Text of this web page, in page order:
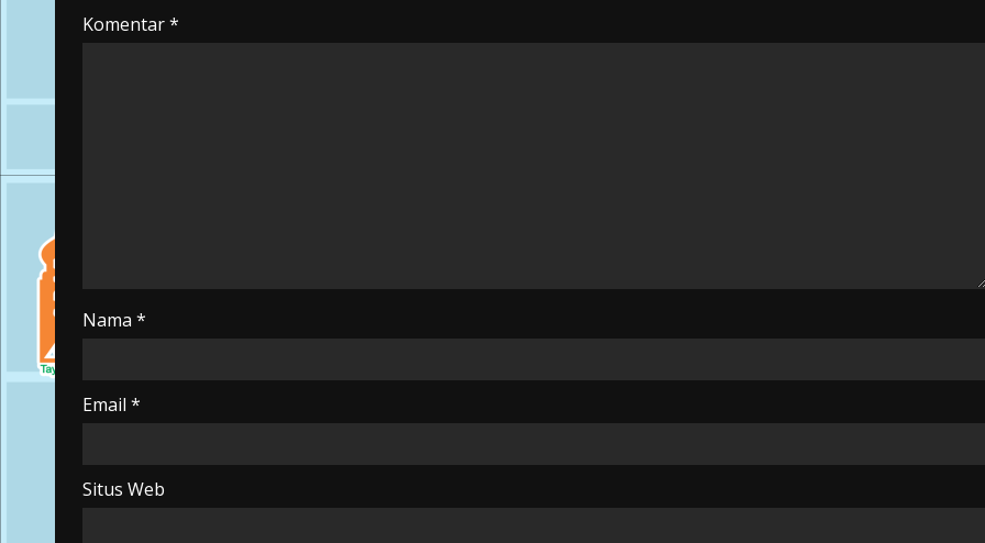
Komentar*
Nama *
Email *
Situs Web